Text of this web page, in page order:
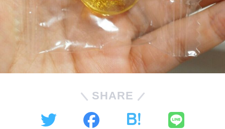
SHARE